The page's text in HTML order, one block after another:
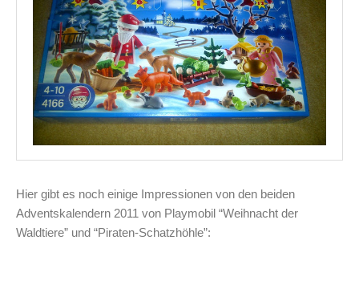
Hier gibt es noch einige Impressionen von den beiden
Adventskalendern 2011 von Playmobil “Weihnacht der
Waldtiere” und “Piraten-Schatzhöhle”: